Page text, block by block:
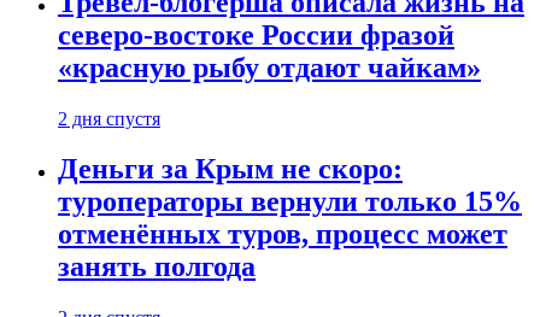
северо-востоке России фразой
«красную рыбу отдают чайкам»
2 дня спустя
Деньги за Крым не скоро:
туроператоры вернули только 15%
отменённых туров, процесс может
занять полгода